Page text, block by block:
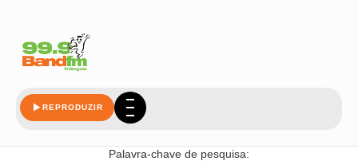
REPRODUZIR
Nada encontrado!
Palavra-chave de pesquisa: